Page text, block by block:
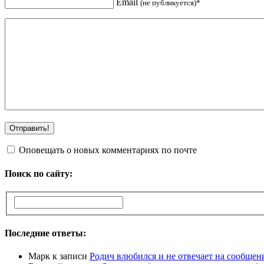
Email (не публикуется)*
Оповещать о новых комментариях по почте
Поиск по сайту:
Последние ответы:
Марк к записи Родич влюбился и не отвечает на